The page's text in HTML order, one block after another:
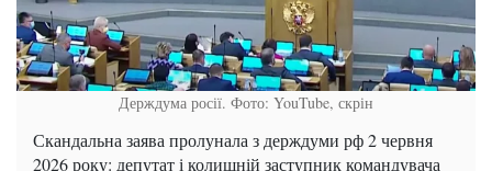
Держдума росії. Фото: YouTube, скрін
Скандальна заява пролунала з держдуми рф 2 червня
2026 року: депутат і колишній заступник командувача